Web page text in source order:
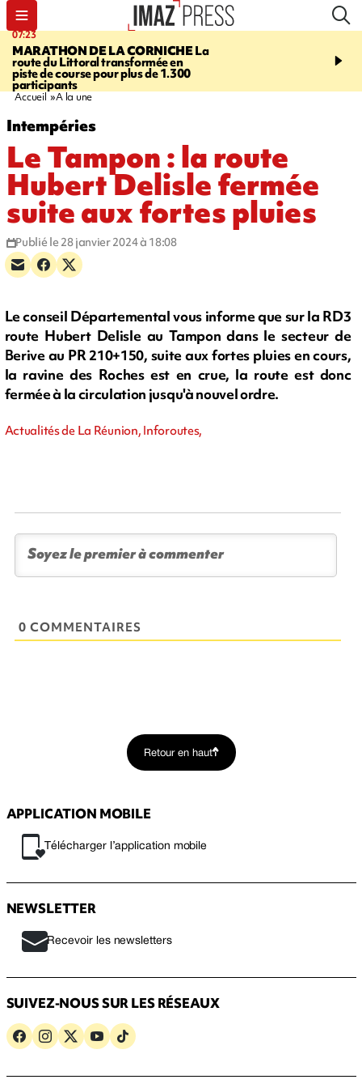
07:23
MARATHON DE LA CORNICHELa
route du Littoral transformée en
piste de course pour plus de 1.300
participants
08:37
braderie de l'océan
Accueil A la une
Intempéries
Le Tampon : la route
Hubert Delisle fermée
suite aux fortes pluies
Publié le 28 janvier 2024 à 18:08
Le conseil Départemental vous informe que sur la RD3
route Hubert Delisle au Tampon dans le secteur de
Berive au PR 210+150, suite aux fortes pluies en cours,
la ravine des Roches est en crue, la route est donc
fermée à la circulation jusqu'à nouvel ordre.
Actualités de La Réunion, Inforoutes,
0 COMMENTAIRES
Retour en haut
APPLICATION MOBILE
Télécharger l’application mobile
NEWSLETTER
Recevoir les newsletters
SUIVEZ-NOUS SUR LES RÉSEAUX